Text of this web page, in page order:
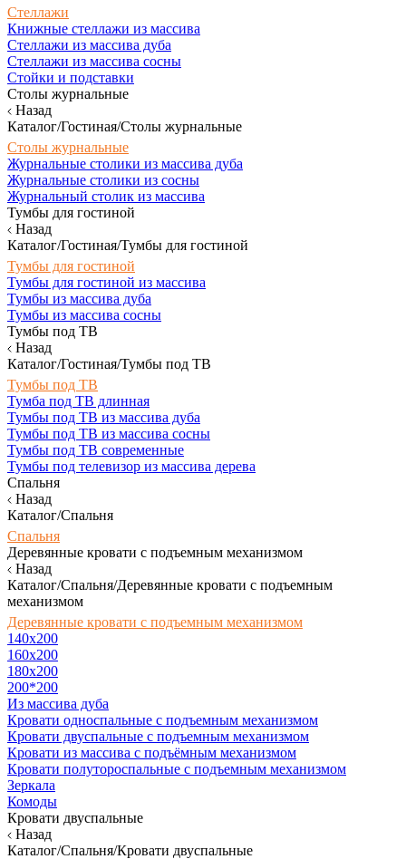
Стеллажи
Книжные стеллажи из массива
Стеллажи из массива дуба
Стеллажи из массива сосны
Стойки и подставки
Столы журнальные
Назад
Каталог/Гостиная/Столы журнальные
Столы журнальные
Журнальные столики из массива дуба
Журнальные столики из сосны
Журнальный столик из массива
Тумбы для гостиной
Назад
Каталог/Гостиная/Тумбы для гостиной
Тумбы для гостиной
Тумбы для гостиной из массива
Тумбы из массива дуба
Тумбы из массива сосны
Тумбы под ТВ
Назад
Каталог/Гостиная/Тумбы под ТВ
Тумбы под ТВ
Тумба под ТВ длинная
Тумбы под ТВ из массива дуба
Тумбы под ТВ из массива сосны
Тумбы под ТВ современные
Тумбы под телевизор из массива дерева
Спальня
Назад
Каталог/Спальня
Спальня
Деревянные кровати с подъемным механизмом
Назад
Каталог/Спальня/Деревянные кровати с подъемным
механизмом
Деревянные кровати с подъемным механизмом
140x200
160х200
180х200
200*200
Из массива дуба
Кровати односпальные с подъемным механизмом
Кровати двуспальные с подъемным механизмом
Кровати из массива с подъёмным механизмом
Кровати полутороспальные с подъемным механизмом
Зеркала
Комоды
Кровати двуспальные
Назад
Каталог/Спальня/Кровати двуспальные